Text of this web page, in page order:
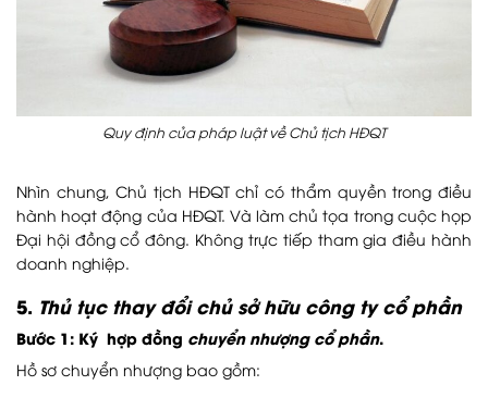
Quy định của pháp luật về Chủ tịch HĐQT
Nhìn chung, Chủ tịch HĐQT chỉ có thẩm quyền trong điều
hành hoạt động của HĐQT. Và làm chủ tọa trong cuộc họp
Đại hội đồng cổ đông. Không trực tiếp tham gia điều hành
doanh nghiệp.
5. Thủ tục thay đổi chủ sở hữu công ty cổ phần
Bước 1: Ký hợp đồng chuyển nhượng cổ phần.
Hồ sơ chuyển nhượng bao gồm: